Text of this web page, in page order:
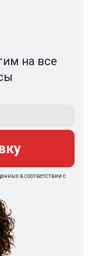
на все
в соответствии с